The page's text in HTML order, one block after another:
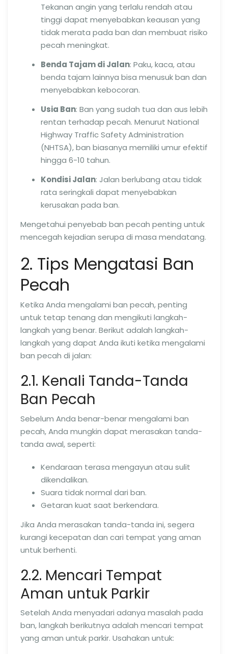
Tekanan angin yang terlalu rendah atau
tinggi dapat menyebabkan keausan yang
tidak merata pada ban dan membuat risiko
pecah meningkat.
Benda Tajam di Jalan: Paku, kaca, atau
benda tajam lainnya bisa menusuk ban dan
menyebabkan kebocoran.
Usia Ban: Ban yang sudah tua dan aus lebih
rentan terhadap pecah. Menurut National
Highway Traffic Safety Administration
(NHTSA), ban biasanya memiliki umur efektif
hingga 6-10 tahun.
Kondisi Jalan: Jalan berlubang atau tidak
rata seringkali dapat menyebabkan
kerusakan pada ban.
Mengetahui penyebab ban pecah penting untuk
mencegah kejadian serupa di masa mendatang.
2. Tips Mengatasi Ban
Pecah
Ketika Anda mengalami ban pecah, penting
untuk tetap tenang dan mengikuti langkah-
langkah yang benar. Berikut adalah langkah-
langkah yang dapat Anda ikuti ketika mengalami
ban pecah di jalan:
2.1. Kenali Tanda-Tanda
Ban Pecah
Sebelum Anda benar-benar mengalami ban
pecah, Anda mungkin dapat merasakan tanda-
tanda awal, seperti:
Kendaraan terasa mengayun atau sulit
dikendalikan.
Suara tidak normal dari ban.
Getaran kuat saat berkendara.
Jika Anda merasakan tanda-tanda ini, segera
kurangi kecepatan dan cari tempat yang aman
untuk berhenti.
2.2. Mencari Tempat
Aman untuk Parkir
Setelah Anda menyadari adanya masalah pada
ban, langkah berikutnya adalah mencari tempat
yang aman untuk parkir. Usahakan untuk: